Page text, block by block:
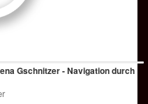
Gschnitzer - Navigation durch